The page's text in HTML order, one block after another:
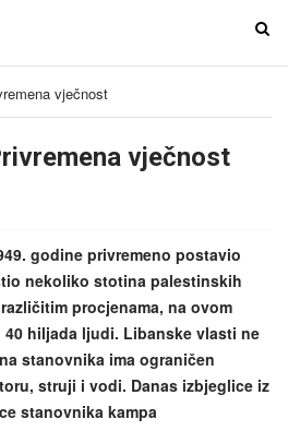
T
t
o
vječnost
vječnost
godine privremeno postavio
nekoliko stotina palestinskih
procjenama, na ovom
hiljada ljudi. Libanske vlasti ne
stanovnika ima ograničen
struji i vodi. Danas izbjeglice iz
stanovnika kampa